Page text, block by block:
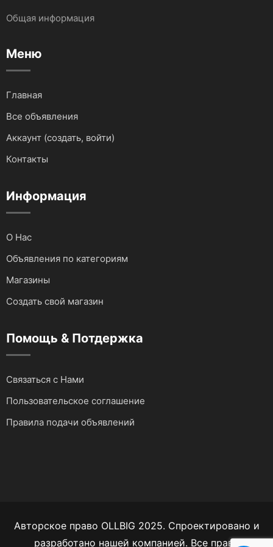
Для мототехники
Общая информация
Меню
Главная
Все объявления
Аккаунт (создать, войти)
Контакты
Информация
О Нас
Объявления по категориям
Магазины
Создать свой магазин
Помощь & Потдержка
Связаться с Нами
Пользовательское соглашение
Правила подачи объявлений
Авторское право OLLBIG 2025. Спроектировано и
разработано нашей компанией. Все права